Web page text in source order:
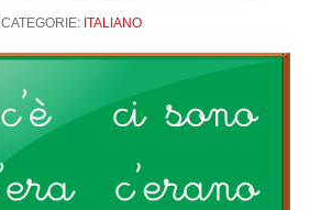
CATEGORIE: ITALIANO